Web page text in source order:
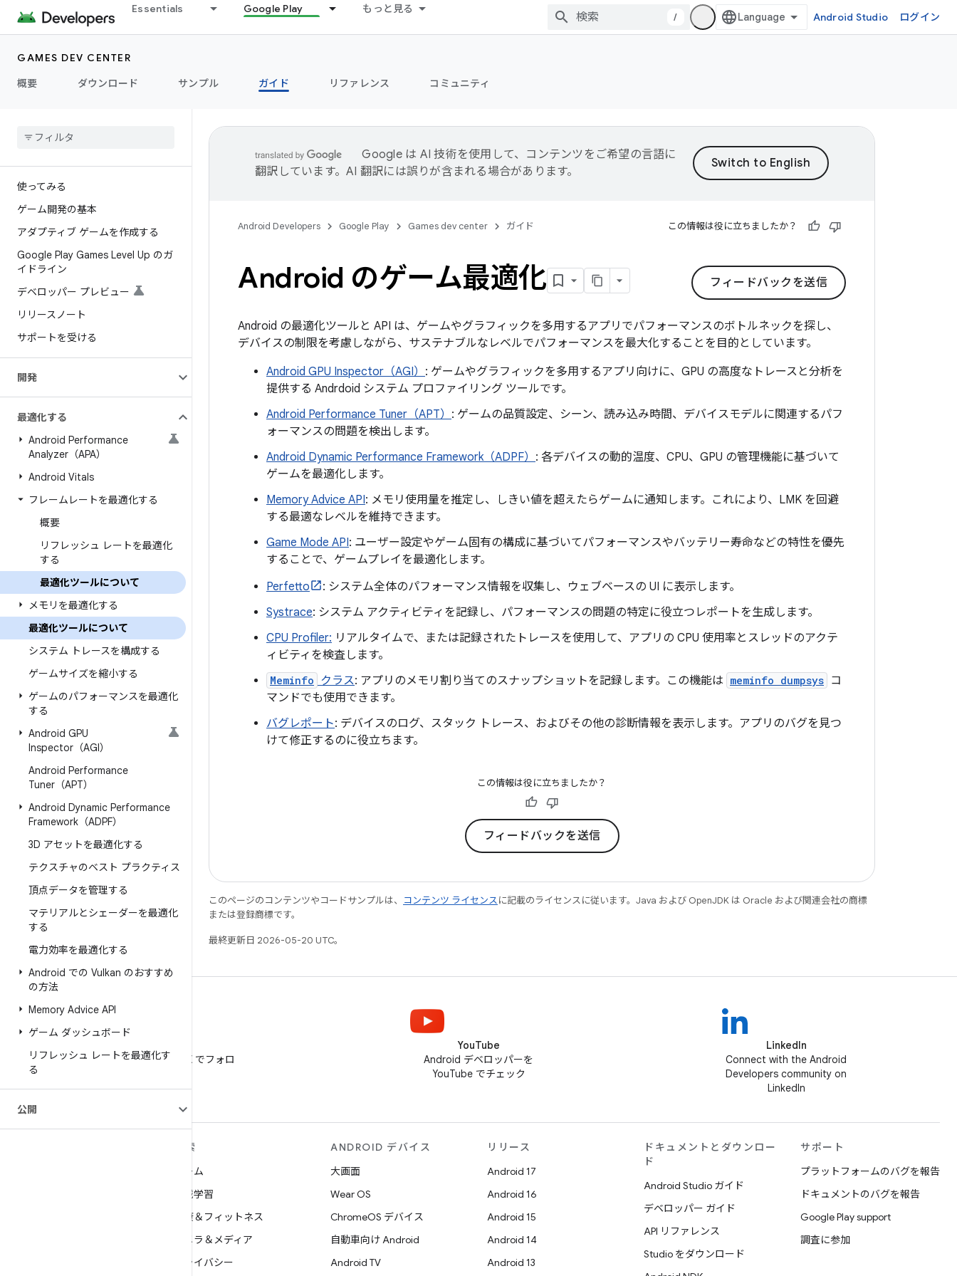
Essentials Google Play もっと見る
/ Android Studio ログイン
GAMES DEV CENTER
概要
ダウンロード サンプル ガイド リファレンス コミュニティ
使ってみる
ゲーム開発の基本
アダプティブ ゲームを作成する
Google Play Games Level Up のガ
イドライン
デベロッパー プレビュー
リリースノート
サポートを受ける
開発
最適化する
Android Performance
Analyzer（APA）
Android Vitals
フレームレートを最適化する
概要
リフレッシュ レートを最適化
する
最適化ツールについて
メモリを最適化する
最適化ツールについて
システム トレースを構成する
ゲームサイズを縮小する
ゲームのパフォーマンスを最適化
する
Android GPU
Inspector（AGI）
Android Performance
Tuner（APT）
Android Dynamic Performance
Framework（ADPF）
3D アセットを最適化する
テクスチャのベスト プラクティス
頂点データを管理する
マテリアルとシェーダーを最適化
する
電力効率を最適化する
Android での Vulkan のおすすめ
の方法
Memory Advice API
ゲーム ダッシュボード
リフレッシュ レートを最適化す
る
公開
Google は AI 技術を使用して、コンテンツをご希望の言語に
翻訳しています。AI 翻訳には誤りが含まれる場合があります。
Android Developers Google Play Games dev center ガイド この情報は役に立ちましたか？
フィードバックを送信
Android のゲーム最適化
Android の最適化ツールと API は、ゲームやグラフィックを多用するアプリでパフォーマンスのボトルネックを探し、
デバイスの制限を考慮しながら、サステナブルなレベルでパフォーマンスを最大化することを目的としています。
Android GPU Inspector（AGI） : ゲームやグラフィックを多用するアプリ向けに、GPU の高度なトレースと分析を
提供する Andrdoid システム プロファイリング ツールです。
Android Performance Tuner（APT） : ゲームの品質設定、シーン、読み込み時間、デバイスモデルに関連するパフ
ォーマンスの問題を検出します。
Android Dynamic Performance Framework（ADPF） : 各デバイスの動的温度、CPU、GPU の管理機能に基づいて
ゲームを最適化します。
Memory Advice API: メモリ使用量を推定し、しきい値を超えたらゲームに通知します。これにより、LMK を回避
する最適なレベルを維持できます。
Game Mode API: ユーザー設定やゲーム固有の構成に基づいてパフォーマンスやバッテリー寿命などの特性を優先
することで、ゲームプレイを最適化します。
Perfetto
: システム全体のパフォーマンス情報を収集し、ウェブベースの UI に表示します。
Systrace: システム アクティビティを記録し、パフォーマンスの問題の特定に役立つレポートを生成します。
CPU Profiler: リアルタイムで、または記録されたトレースを使用して、アプリの CPU 使用率とスレッドのアクテ
ィビティを検査します。
Meminfo クラス: アプリのメモリ割り当てのスナップショットを記録します。この機能は meminfo dumpsys コ
マンドでも使用できます。
バグレポート: デバイスのログ、スタック トレース、およびその他の診断情報を表示します。アプリのバグを見つ
けて修正するのに役立ちます。
この情報は役に立ちましたか？
フィードバックを送信
このページのコンテンツやコードサンプルは、 コンテンツ ライセンスに記載のライセンスに従います。Java および OpenJDK は Oracle および関連会社の商標
または登録商標です。
最終更新日 2026-05-20 UTC。
@AndroidDev を X でフォロ
YouTube
Android デベロッパーを
YouTube でチェック
LinkedIn
Connect with the Android
Developers community on
LinkedIn
探索
ゲーム
機械学習
健康＆フィットネス
カメラ＆メディア
プライバシー
ANDROID デバイス
大画面
Wear OS
ChromeOS デバイス
自動車向け Android
Android TV
リリース
Android 17
Android 16
Android 15
Android 14
Android 13
ドキュメントとダウンロー
ド
Android Studio ガイド
デベロッパー ガイド
API リファレンス
Studio をダウンロード
サポート
プラットフォームのバグを報告
ドキュメントのバグを報告
Google Play support
調査に参加